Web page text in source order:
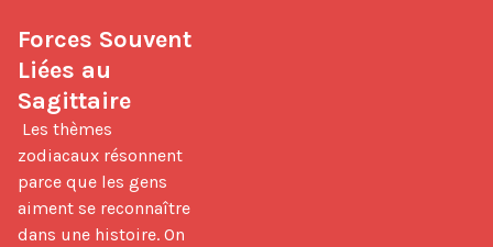
Forces Souvent
Liées au
Sagittaire
zodiacaux résonnent
parce que les gens
aiment se reconnaître
dans une histoire. On